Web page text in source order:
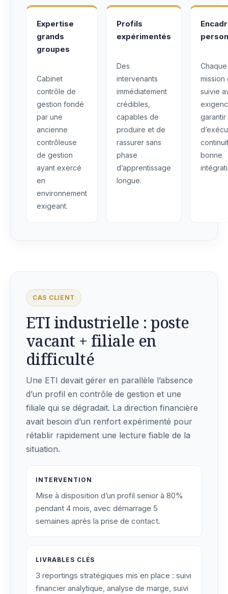
Expertise
grands
groupes
Cabinet
contrôle de
gestion fondé
par une
ancienne
contrôleuse
de gestion
ayant exercé
en
environnement
exigeant.
Profils
expérimentés
Des
intervenants
immédiatement
crédibles,
capables de
produire et de
rassurer sans
phase
d’apprentissage
longue.
Chaque
mission
suivie
garantir
bonne
CAS CLIENT
ETI industrielle : poste
vacant + filiale en
difficulté
Une ETI devait gérer en parallèle l’absence
d’un profil en contrôle de gestion et une
filiale qui se dégradait. La direction financière
avait besoin d’un renfort expérimenté pour
rétablir rapidement une lecture fiable de la
situation.
INTERVENTION
Mise à disposition d’un profil senior à 80%
pendant 4 mois, avec démarrage 5
semaines après la prise de contact.
LIVRABLES CLÉS
3 reportings stratégiques mis en place : suivi
financier analytique, analyse de marge, suivi